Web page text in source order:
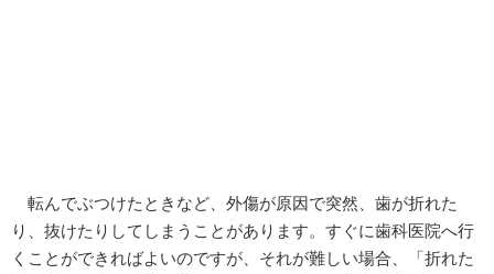
転んでぶつけたときなど、外傷が原因で突然、歯が折れた
り、抜けたりしてしまうことがあります。すぐに歯科医院へ行
くことができればよいのですが、それが難しい場合、「折れた